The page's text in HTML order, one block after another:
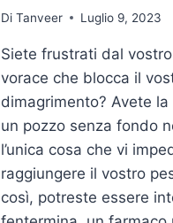
Di Tanveer Luglio 9, 2023
Siete frustrati dal
vorace che blocca il
dimagrimento? Avete
un pozzo senza fondo
l’unica cosa che vi
raggiungere il vostro
così, potreste essere